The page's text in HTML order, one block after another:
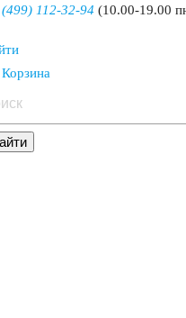
112-32-94 (10.00-19.00
Корзина